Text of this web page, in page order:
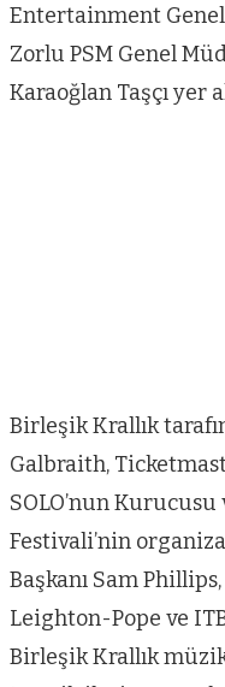
Entertainment
Zorlu PSM Genel
Karaoğlan Taşçı yer
Birleşik Krallık
Galbraith,
SOLO’nun
Festivali’nin
Başkanı Sam
Leighton-Pope ve
Birleşik Krallık